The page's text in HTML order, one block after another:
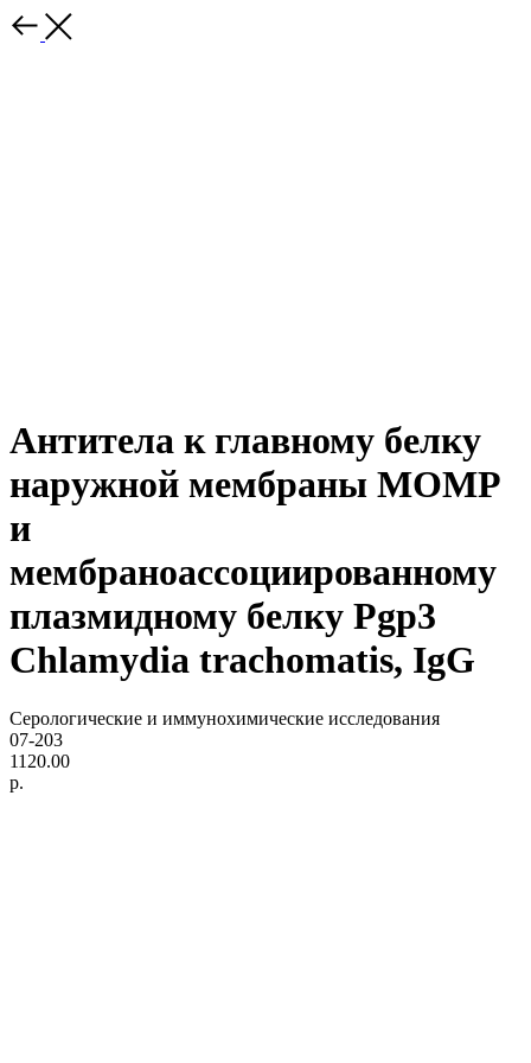
Антитела к главному белку
наружной мембраны МОМР
и
мембраноассоциированному
плазмидному белку Pgp3
Chlamydia trachomatis, IgG
Серологические и иммунохимические исследования
07-203
1120.00
р.